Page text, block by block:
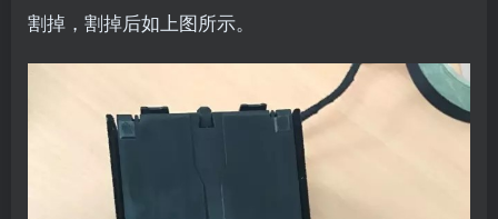
割掉，割掉后如上图所示。